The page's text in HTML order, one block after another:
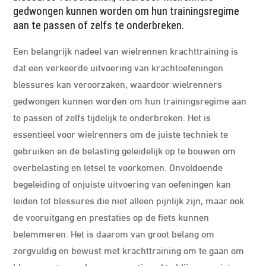
gedwongen kunnen worden om hun trainingsregime
aan te passen of zelfs te onderbreken.
Een belangrijk nadeel van wielrennen krachttraining is
dat een verkeerde uitvoering van krachtoefeningen
blessures kan veroorzaken, waardoor wielrenners
gedwongen kunnen worden om hun trainingsregime aan
te passen of zelfs tijdelijk te onderbreken. Het is
essentieel voor wielrenners om de juiste techniek te
gebruiken en de belasting geleidelijk op te bouwen om
overbelasting en letsel te voorkomen. Onvoldoende
begeleiding of onjuiste uitvoering van oefeningen kan
leiden tot blessures die niet alleen pijnlijk zijn, maar ook
de vooruitgang en prestaties op de fiets kunnen
belemmeren. Het is daarom van groot belang om
zorgvuldig en bewust met krachttraining om te gaan om